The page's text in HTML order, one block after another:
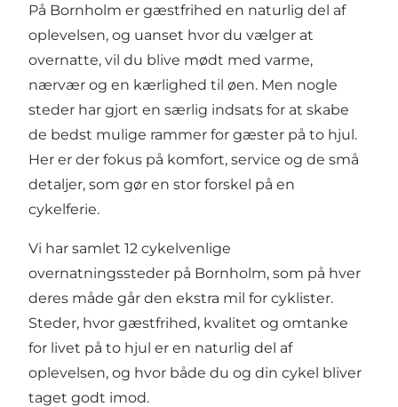
På Bornholm er gæstfrihed en naturlig del af
oplevelsen, og uanset hvor du vælger at
overnatte, vil du blive mødt med varme,
nærvær og en kærlighed til øen. Men nogle
steder har gjort en særlig indsats for at skabe
de bedst mulige rammer for gæster på to hjul.
Her er der fokus på komfort, service og de små
detaljer, som gør en stor forskel på en
cykelferie.
Vi har samlet 12 cykelvenlige
overnatningssteder på Bornholm, som på hver
deres måde går den ekstra mil for cyklister.
Steder, hvor gæstfrihed, kvalitet og omtanke
for livet på to hjul er en naturlig del af
oplevelsen, og hvor både du og din cykel bliver
taget godt imod.